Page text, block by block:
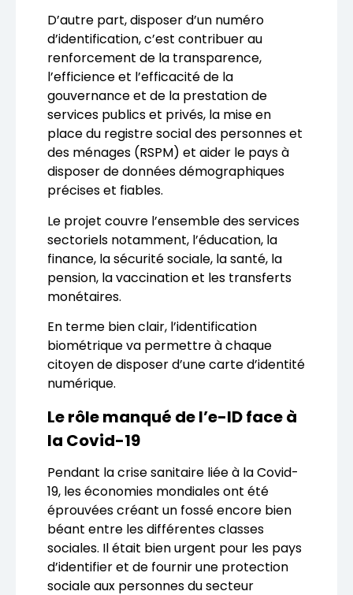
D’autre part, disposer d’un numéro
d’identification, c’est contribuer au
renforcement de la transparence,
l’efficience et l’efficacité de la
gouvernance et de la prestation de
services publics et privés, la mise en
place du registre social des personnes et
des ménages (RSPM) et aider le pays à
disposer de données démographiques
précises et fiables.
Le projet couvre l’ensemble des services
sectoriels notamment, l’éducation, la
finance, la sécurité sociale, la santé, la
pension, la vaccination et les transferts
monétaires.
En terme bien clair, l’identification
biométrique va permettre à chaque
citoyen de disposer d’une carte d’identité
numérique.
Le rôle manqué de l’e-ID face à
la Covid-19
Pendant la crise sanitaire liée à la Covid-
19, les économies mondiales ont été
éprouvées créant un fossé encore bien
béant entre les différentes classes
sociales. Il était bien urgent pour les pays
d’identifier et de fournir une protection
sociale aux personnes du secteur